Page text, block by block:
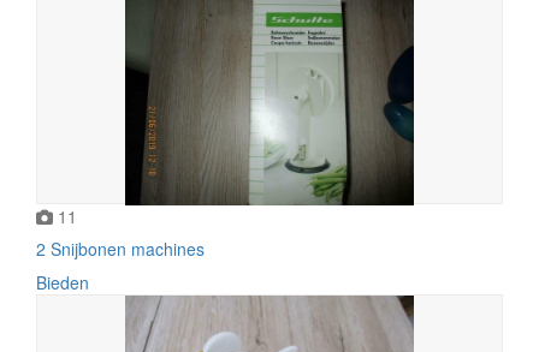
11
2 Snijbonen machines
Bieden